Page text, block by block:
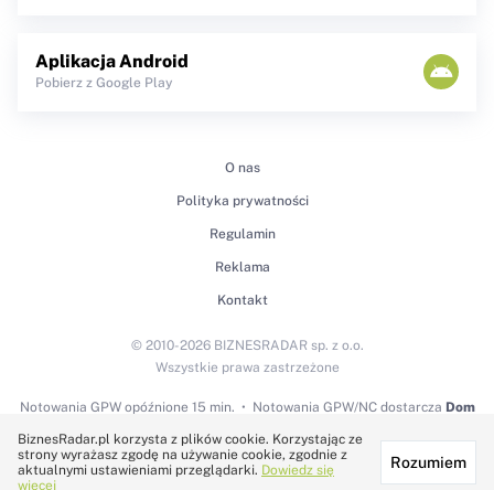
Aplikacja Android
Pobierz z Google Play
O nas
Polityka prywatności
Regulamin
Reklama
Kontakt
Notowania GPWopóźnione 15 min. Notowania GPW/NC dostarcza Dom
© 2010-2026 BIZNESRADAR sp. z o.o.
Wszystkie prawa zastrzeżone
Technologię dostarcza:
BiznesRadar.pl korzysta z plików cookie. Korzystając ze
strony wyrażasz zgodę na używanie cookie, zgodnie z
aktualnymi ustawieniami przeglądarki. Dowiedz się
więcej
Rozumiem